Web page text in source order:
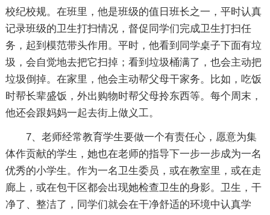
校纪校规。在班里，他是班级的值日班长之一，平时认真
记录班级的卫生打扫情况，督促同学们完成卫生打扫任
务，起到模范带头作用。平时，他看到同学桌子下面有垃
圾，会自觉地去把它扫掉；看到垃圾桶满了，也会主动把
垃圾倒掉。在家里，他会主动帮父母干家务。比如，吃饭
时帮长辈盛饭，外出购物时帮父母拎东西等。每个周末，
他还会跟妈妈一起去街上做义工。
7、老师经常教育学生要做一个有责任心，愿意为集
体作贡献的学生，她也在老师的指导下一步一步成为一名
优秀的小学生。作为一名卫生委员，或在教室里，或在走
廊上，或在包干区都会出现她检查卫生的身影。卫生，干
净了、整洁了，同学们就会在干净舒适的环境中认真学